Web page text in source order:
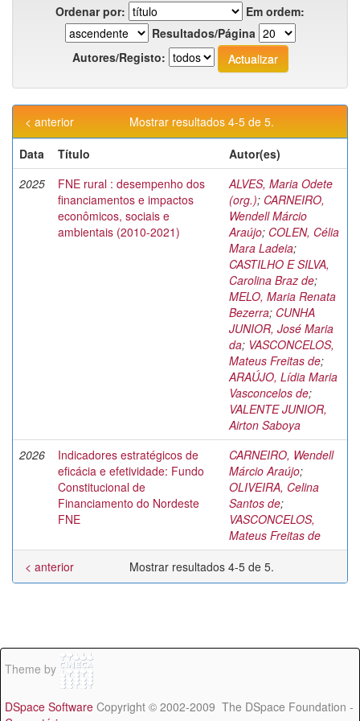
Ordenar por:
Em ordem:
Resultados/Página
Autores/Registo:
Mostrar resultados 4-5 de 5.
< anterior
Data
Título
Autor(es)
2025
FNE rural : desempenho dos
financiamentos e impactos
econômicos, sociais e
ambientais (2010-2021)
ALVES, Maria Odete
(org.); CARNEIRO,
Wendell Márcio
Araújo; COLEN, Célia
Mara Ladeia;
CASTILHO E SILVA,
Carolina Braz de;
MELO, Maria Renata
Bezerra; CUNHA
JUNIOR, José Maria
da; VASCONCELOS,
Mateus Freitas de;
ARAÚJO, Lídia Maria
Vasconcelos de;
VALENTE JUNIOR,
Airton Saboya
2026
Indicadores estratégicos de
eficácia e efetividade: Fundo
Constitucional de
Financiamento do Nordeste
FNE
CARNEIRO, Wendell
Márcio Araújo;
OLIVEIRA, Celina
Santos de;
VASCONCELOS,
Mateus Freitas de
Mostrar resultados 4-5 de 5.
< anterior
Theme by
DSpace Software Copyright © 2002-2009 The DSpace Foundation -